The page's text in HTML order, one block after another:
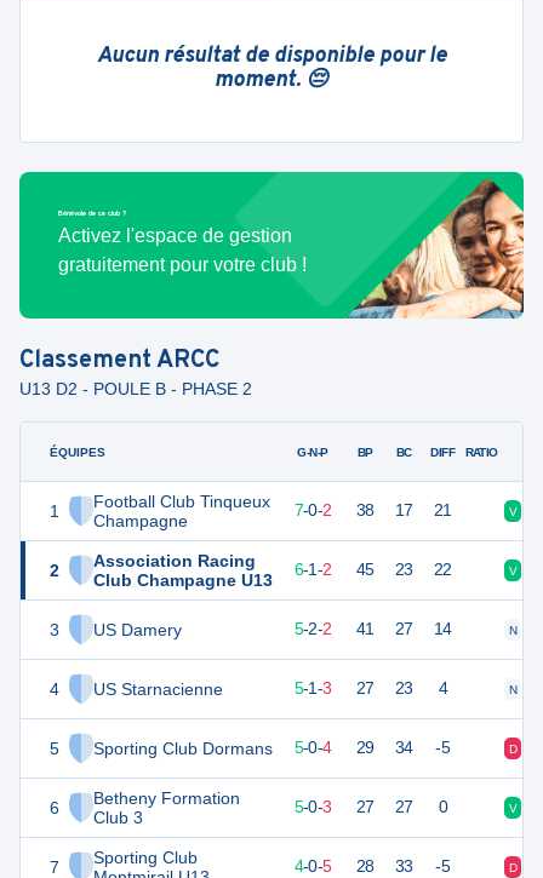
Aucun résultat de disponible pour le
moment. 😔
Bénévole de ce club ?
Activez l'espace de gestion
gratuitement pour votre club !
ClassementARCC
U13 D2 - POULE B - PHASE 2
ÉQUIPES
1
Football Club Tinqueux
Champagne
2
Association Racing
Club Champagne U13
3 US Damery
4 US Starnacienne
5 Sporting Club Dormans
6
Betheny Formation
Club 3
7
Sporting Club
G-N-P BP BC DIFF RATIO
21 9 7-0-2 38 17 21 V
19 9 6-1-2 45 23 22 V
5-2-2 41 27 14 N
16 5-1-3 27 23 4 N
15 9 5-0-4 29 34 -5 D
14 5-0-3 27 27 0 V
4-0-5 28 33 -5 D